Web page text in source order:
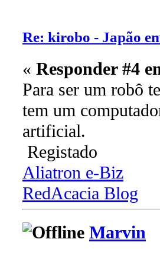
Re: kirobo - Japão
« Responder #4
Para ser um robô
tem um
artificial.
Registado
Aliatron e-Biz
RedAcacia Blog
Marvin